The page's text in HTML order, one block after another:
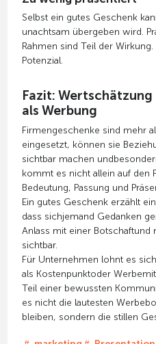
Selbst ein gutes Geschenk
unachtsam übergeben wird.
Rahmen sind Teil der
Potenzial.
Fazit:
als Werbung
Firmengeschenke sind mehr
eingesetzt, können sie
sichtbar machen
kommt es nicht allein auf den
Bedeutung, Passung und
Ein gutes Geschenk erzählt
dass sichjemand Gedanken
Anlass mit einer Botschaftund
sichtbar.
Für Unternehmen lohnt es
als Kostenpunktoder
Teil einer bewussten
es nicht die lautesten
bleiben, sondern die stillen